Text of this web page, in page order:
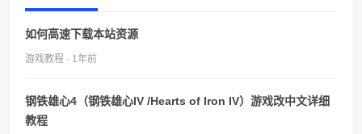
如何高速下载本站资源
游戏教程 · 1年前
钢铁雄心4（钢铁雄心IV /Hearts of Iron IV）游戏改中文详细
教程